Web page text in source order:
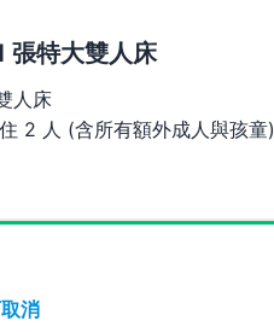
張特大雙人床
人床
2 人 (含所有額外成人與孩童)
消